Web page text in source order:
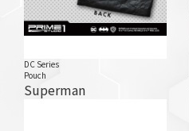
DC Series
Pouch
Superman